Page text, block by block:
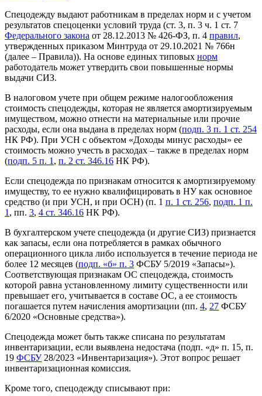
Спецодежду выдают работникам в пределах норм и с учетом
результатов спецоценки условий труда (ст. 3, п. 3 ч. 1 ст. 7
Федерального закона от 28.12.2013 № 426-ФЗ, п. 4 правил,
утвержденных приказом Минтруда от 29.10.2021 № 766н
(далее – Правила)). На основе единых типовых норм
работодатель может утвердить свои повышенные нормы
выдачи СИЗ.
В налоговом учете при общем режиме налогообложения
стоимость спецодежды, которая не является амортизируемым
имуществом, можно отнести на материальные или прочие
расходы, если она выдана в пределах норм (подп. 3 п. 1 ст. 254
НК РФ). При УСН с объектом «Доходы минус расходы» ее
стоимость можно учесть в расходах – также в пределах норм
(подп. 5 п. 1 , п. 2 ст. 346.16 НК РФ).
Если спецодежда по признакам относится к амортизируемому
имуществу, то ее нужно квалифицировать в НУ как основное
средство (и при УСН, и при ОСН) (п. 1 п. 1 ст. 256, подп. 1 п.
1 , пп. 3, 4 ст. 346.16 НК РФ).
В бухгалтерском учете спецодежда (и другие СИЗ) признается
как запасы, если она потребляется в рамках обычного
операционного цикла либо используется в течение периода не
более 12 месяцев (подп. «б» п. 3 ФСБУ 5/2019 «Запасы»).
Соответствующая признакам ОС спецодежда, стоимость
которой равна установленному лимиту существенности или
превышает его, учитывается в составе ОС, а ее стоимость
погашается путем начисления амортизации (пп. 4, 27 ФСБУ
6/2020 «Основные средства»).
Спецодежда может быть также списана по результатам
инвентаризации, если выявлена недостача (подп. «д» п. 15, п.
19 ФСБУ28/2023 «Инвентаризация»). Этот вопрос решает
инвентаризационная комиссия.
Кроме того, спецодежду списывают при: